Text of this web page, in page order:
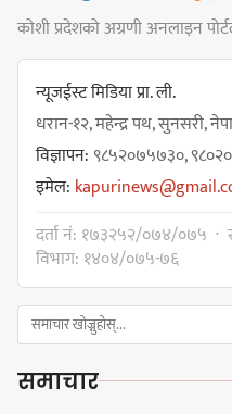
हर्क
विज्ञप्ती
डिपो
कोशी प्रदेशको अग्रणी अनलाइन
न्यूजईस्ट मिडिया प्रा. ली.
धरान-१२, महेन्द्र पथ, सुनसरी,
विज्ञापन:९८५२०७५७३०,
इमेल:
दर्ता नं: १७३२५२/०७४/०७५
विभाग: १४०४/०७५-७६
समाचार